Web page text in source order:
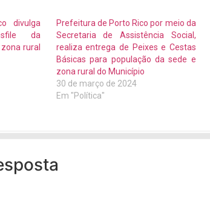
divulga
da
rural
Prefeitura de Porto Rico por meio da
Secretaria de Assistência Social,
realiza entrega de Peixes e Cestas
Básicas para população da sede e
zona rural do Município
30 de março de 2024
Em "Política"